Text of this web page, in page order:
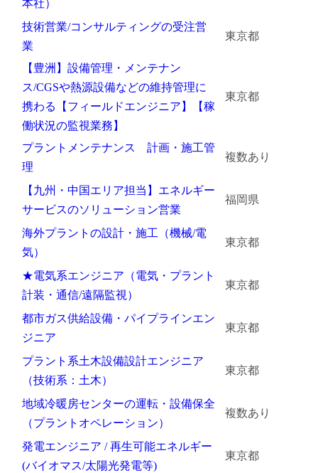
本社）
技術営業/コンサルティングの受注営
業
東京都
【豊洲】設備管理・メンテナン
ス/CGSや熱源設備などの維持管理に
携わる【フィールドエンジニア】【稼
働状況の監視業務】
東京都
プラントメンテナンス 計画・施工管
理
複数あり
【九州・中国エリア担当】エネルギー
サービスのソリューション営業
福岡県
海外プラントの設計・施工（機械/電
気）
東京都
★電気系エンジニア（電気・プラント
計装・通信/遠隔監視）
東京都
都市ガス供給設備・パイプラインエン
ジニア
東京都
プラント系土木設備設計エンジニア
（技術系：土木）
東京都
地域冷暖房センターの運転・設備保全
（プラントオペレーション）
複数あり
発電エンジニア / 再生可能エネルギー
(バイオマス/太陽光発電等)
東京都